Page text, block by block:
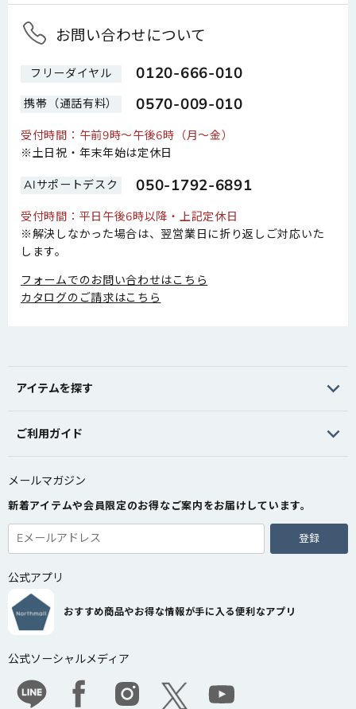
お問い合わせについて
フリーダイヤル 0120-666-010
携帯（通話有料） 0570-009-010
受付時間：午前9時～午後6時（月～金）
※土日祝・年末年始は定休日
AIサポートデスク 050-1792-6891
受付時間：平日午後6時以降・上記定休日
※解決しなかった場合は、翌営業日に折り返しご対応いた
します。
フォームでのお問い合わせはこちら
カタログのご請求はこちら
アイテムを探す
ご利用ガイド
メールマガジン
新着アイテムや会員限定のお得なご案内をお届けしています。
登録
公式アプリ
おすすめ商品やお得な情報が手に入る便利なアプリ
公式ソーシャルメディア